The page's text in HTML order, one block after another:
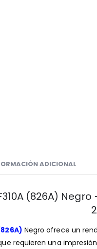
ADICIONAL
(826A)
Negro ofrece un
requieren una